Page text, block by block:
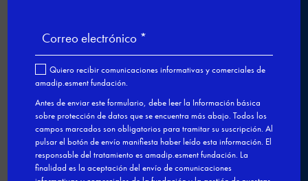
De la experiencia al aula: profesionales
que dan el salto a la docencia
Últimas plazas para el curso de Nutrición
y cocina saludable en Esment Inca
Nuestro modelo de FPDual en el
Congreso estatal sobre Empleo